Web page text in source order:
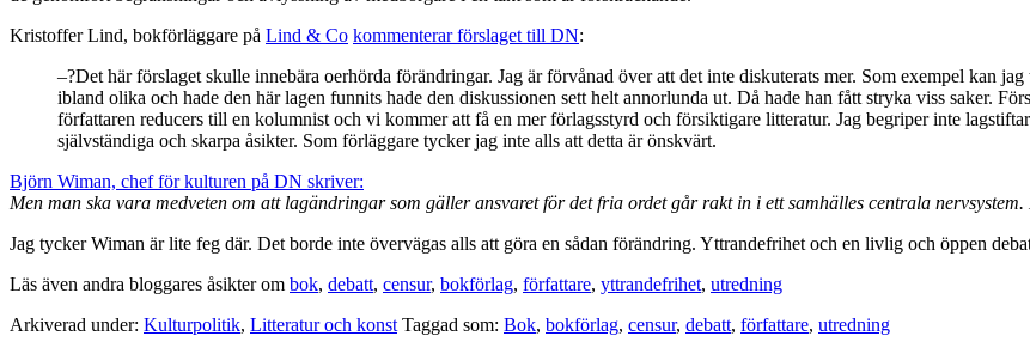
Kristoffer Lind, bokförläggare på Lind & Co kommenterar förslaget till DN:
–?Det här förslaget skulle innebära oerhörda förändringar. Jag är förvånad över att det inte diskuterats mer. Som exempel kan
ibland olika och hade den här lagen funnits hade den diskussionen sett helt annorlunda ut. Då hade han fått stryka viss saker.
författaren reducers till en kolumnist och vi kommer att få en mer förlagsstyrd och försiktigare litteratur. Jag begriper inte
självständiga och skarpa åsikter. Som förläggare tycker jag inte alls att detta är önskvärt.
Björn Wiman, chef för kulturen på DN skriver:
Men man ska vara medveten om att lagändringar som gäller ansvaret för det fria ordet går rakt in i ett samhälles centrala
Jag tycker Wiman är lite feg där. Det borde inte övervägas alls att göra en sådan förändring. Yttrandefrihet och en livlig och öppen
Läs även andra bloggares åsikter om bok, debatt, censur, bokförlag, författare, yttrandefrihet, utredning
Arkiverad under: Kulturpolitik, Litteratur och konst Taggad som: Bok, bokförlag, censur, debatt, författare, utredning